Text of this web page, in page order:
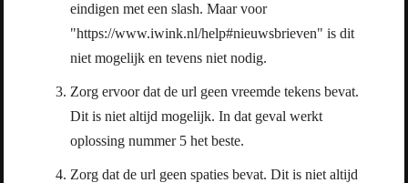
eindigen met een slash. Maar voor
"https://www.iwink.nl/help#nieuwsbrieven" is dit
niet mogelijk en tevens niet nodig.
Zorg ervoor dat de url geen vreemde tekens bevat.
Dit is niet altijd mogelijk. In dat geval werkt
oplossing nummer 5 het beste.
Zorg dat de url geen spaties bevat. Dit is niet altijd